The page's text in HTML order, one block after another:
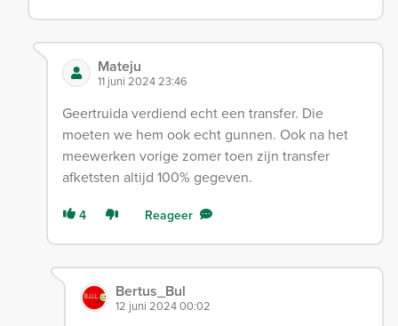
Mateju
11 juni 2024 23:46
Geertruida verdiend echt een transfer. Die
moeten we hem ook echt gunnen. Ook na het
meewerken vorige zomer toen zijn transfer
afketsten altijd 100% gegeven.
4 Reageer
Bertus_Bul
12 juni 2024 00:02